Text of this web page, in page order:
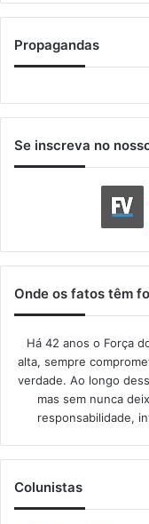
Propagandas
Se inscreva no
Onde os fatos têm
Há 42 anos o Força
alta, sempre
verdade. Ao longo
mas sem nunca
responsabilidade,
Colunistas